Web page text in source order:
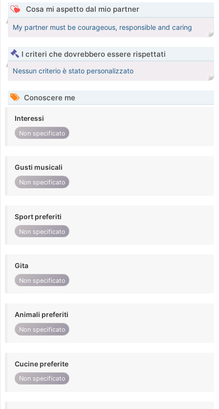
Cosa mi aspetto dal mio partner
My partner must be courageous, responsible and caring
I criteri che dovrebbero essere rispettati
Nessun criterio è stato personalizzato
Conoscere me
Interessi
Non specificato
Gusti musicali
Non specificato
Sport preferiti
Non specificato
Gita
Non specificato
Animali preferiti
Non specificato
Cucine preferite
Non specificato